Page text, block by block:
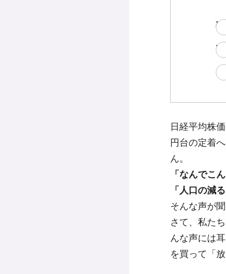
確
で
ど
日経平均株
円台の定着
ん。
「なんでこ
「人口の減
そんな声が
さて、私た
んな声には
を買って「